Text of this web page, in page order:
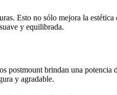
Esto no sólo mejora la
y equilibrada.
postmount brindan una
y agradable.